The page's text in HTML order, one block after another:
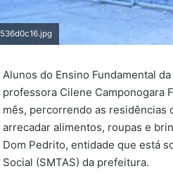
536d0c16.jpg
Alunos do Ensino Fundamental
professora Cilene Camponogara
mês, percorrendo as residências
arrecadar alimentos, roupas e
Dom Pedrito, entidade que está
Social (SMTAS) da prefeitura.